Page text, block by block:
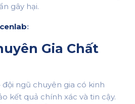
gây hại.
:
Gia Chất
ngũ chuyên gia có kinh
kết quả chính xác và tin cậy.